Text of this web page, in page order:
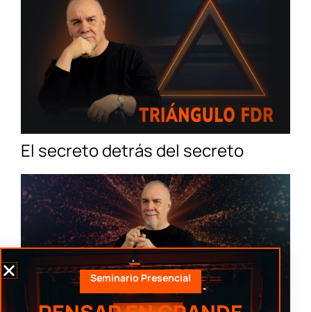
El secreto detrás del secreto
Seminario Presencial